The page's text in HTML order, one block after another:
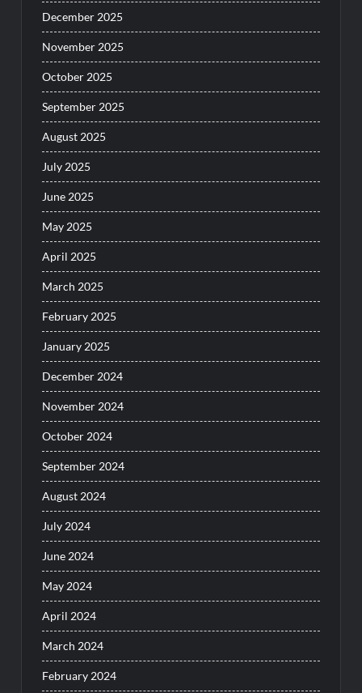
December 2025
November 2025
October 2025
September 2025
August 2025
July 2025
June 2025
May 2025
April 2025
March 2025
February 2025
January 2025
December 2024
November 2024
October 2024
September 2024
August 2024
July 2024
June 2024
May 2024
April 2024
March 2024
February 2024